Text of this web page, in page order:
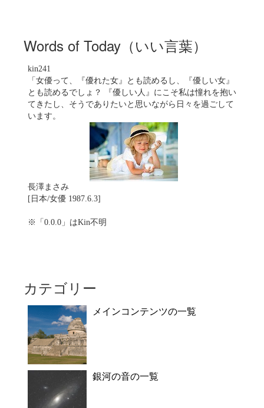
Words of Today（いい言葉）
kin241
「女優って、『優れた女』とも読めるし、『優しい女』
とも読めるでしょ？ 『優しい人』にこそ私は憧れを抱い
てきたし、そうでありたいと思いながら日々を過ごして
います。
長澤まさみ
[日本/女優 1987.6.3]
※「0.0.0」はKin不明
カテゴリー
メインコンテンツの一覧
銀河の音の一覧